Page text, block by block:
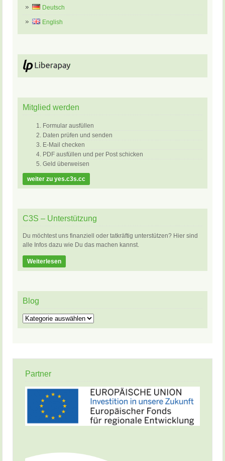
Deutsch
English
Mitglied werden
Formular ausfüllen
Daten prüfen und senden
E-Mail checken
PDF ausfüllen und per Post schicken
Geld überweisen
weiter zu yes.c3s.cc
C3S – Unterstützung
Du möchtest uns finanziell oder tatkräftig unterstützen? Hier sind
alle Infos dazu wie Du das machen kannst.
Weiterlesen
Blog
Blog
Partner